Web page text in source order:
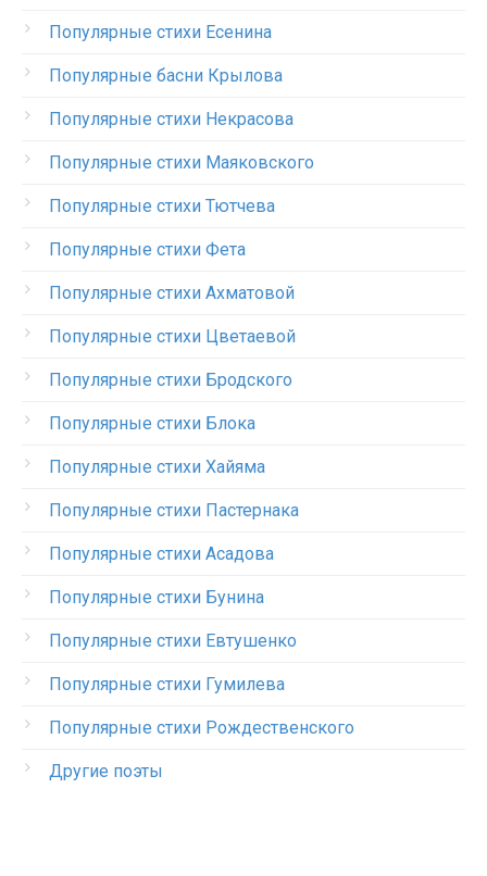
Популярные стихи Есенина
Популярные басни Крылова
Популярные стихи Некрасова
Популярные стихи Маяковского
Популярные стихи Тютчева
Популярные стихи Фета
Популярные стихи Ахматовой
Популярные стихи Цветаевой
Популярные стихи Бродского
Популярные стихи Блока
Популярные стихи Хайяма
Популярные стихи Пастернака
Популярные стихи Асадова
Популярные стихи Бунина
Популярные стихи Евтушенко
Популярные стихи Гумилева
Популярные стихи Рождественского
Другие поэты